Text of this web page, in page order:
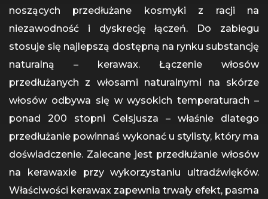
noszących przedłużane kosmyki z racji na
niezawodność i dyskrecję łączeń. Do zabiegu
stosuje się najlepszą dostępną na rynku substancję
naturalną – kerawax. Łączenie włosów
przedłużanych z włosami naturalnymi na skórze
włosów odbywa się w wysokich temperaturach –
ponad 200 stopni Celsjusza – właśnie dlatego
przedłużanie powinnaś wykonać u stylisty, który ma
doświadczenie. Zalecane jest przedłużanie włosów
na kerawaxie przy wykorzystaniu ultradźwięków.
Właściwości kerawax zapewnia trwały efekt, pasma